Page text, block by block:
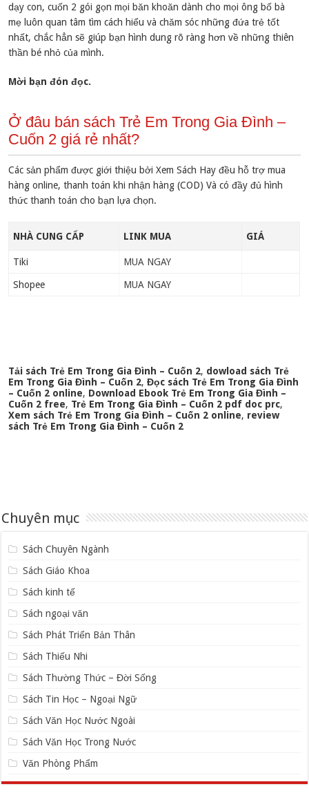
dạy con, cuốn 2 gói gọn mọi băn khoăn dành cho mọi ông bố bà
mẹ luôn quan tâm tìm cách hiểu và chăm sóc những đứa trẻ tốt
nhất, chắc hẳn sẽ giúp bạn hình dung rõ ràng hơn về những thiên
thần bé nhỏ của mình.
Mời bạn đón đọc.
Ở đâu bán sách Trẻ Em Trong Gia Đình –
Cuốn 2 giá rẻ nhất?
Các sản phẩm được giới thiệu bởi Xem Sách Hay đều hỗ trợ mua
hàng online, thanh toán khi nhận hàng (COD) Và có đầy đủ hình
thức thanh toán cho bạn lựa chọn.
NHÀ CUNG CẤP LINK MUA GIÁ
Tiki MUA NGAY
Shopee MUA NGAY
Tải sách Trẻ Em Trong Gia Đình – Cuốn 2, dowload sách Trẻ
Em Trong Gia Đình – Cuốn 2,Đọc sách Trẻ Em Trong Gia Đình
– Cuốn 2 online, Download Ebook Trẻ Em Trong Gia Đình –
Cuốn 2 free, Trẻ Em Trong Gia Đình – Cuốn 2 pdf doc prc,
Xem sách Trẻ Em Trong Gia Đình – Cuốn 2 online, review
sách Trẻ Em Trong Gia Đình – Cuốn 2
Chuyên mục
Sách Chuyên Ngành
Sách Giáo Khoa
Sách kinh tế
Sách ngoại văn
Sách Phát Triển Bản Thân
Sách Thiếu Nhi
Sách Thường Thức – Đời Sống
Sách Tin Học – Ngoại Ngữ
Sách Văn Học Nước Ngoài
Sách Văn Học Trong Nước
Văn Phòng Phẩm